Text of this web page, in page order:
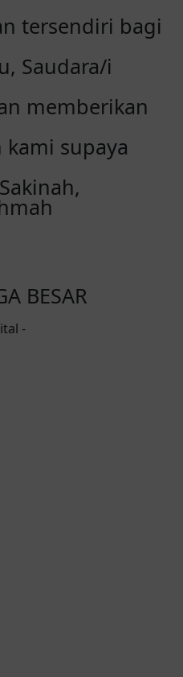
bee
mbak nyim
warohmah,
jangan sampe
iim
hari H mbak
Lancar sampai hari
tersendiri bagi
Saudara/i
memberikan
supaya
BESAR
-